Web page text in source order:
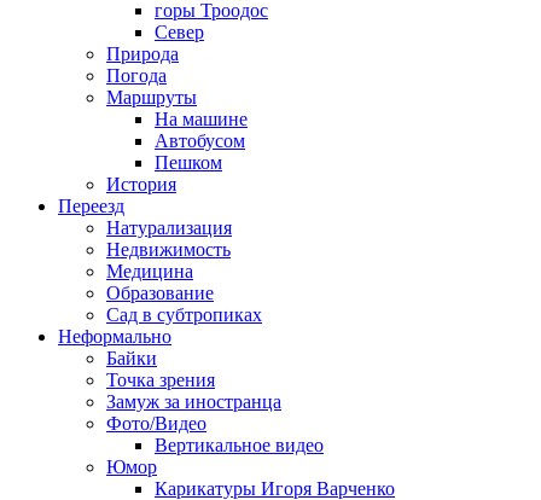
горы Троодос
Север
Природа
Погода
Маршруты
На машине
Автобусом
Пешком
История
Переезд
Натурализация
Недвижимость
Медицина
Образование
Сад в субтропиках
Неформально
Байки
Точка зрения
Замуж за иностранца
Фото/Видео
Вертикальное видео
Юмор
Карикатуры Игоря Варченко